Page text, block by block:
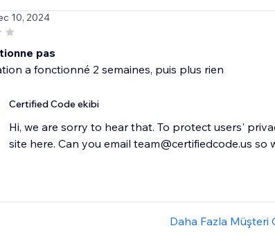
10, 2024
pas
a fonctionné 2 semaines, puis plus rien
Certified Code ekibi
Hi, we are sorry to hear that. To protect users'
Daha Fazla Müşteri